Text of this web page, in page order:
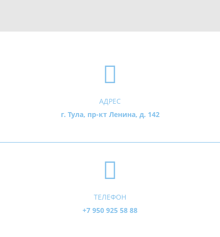
АДРЕС
г. Тула, пр-кт Ленина, д. 142
ТЕЛЕФОН
+7 950 925 58 88